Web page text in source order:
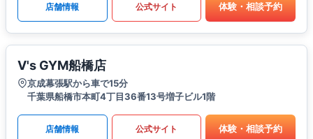
店舗情報 公式サイト 体験・相談予約
V's GYM船橋店
京成幕張駅から車で15分
千葉県船橋市本町4丁目36番13号増子ビル1階
店舗情報 公式サイト 体験・相談予約